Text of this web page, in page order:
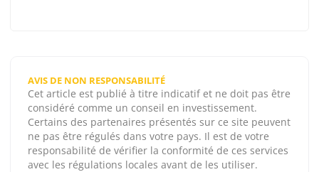
AVIS DE NON RESPONSABILITÉ
Cet article est publié à titre indicatif et ne doit pas être
considéré comme un conseil en investissement.
Certains des partenaires présentés sur ce site peuvent
ne pas être régulés dans votre pays. Il est de votre
responsabilité de vérifier la conformité de ces services
avec les régulations locales avant de les utiliser.